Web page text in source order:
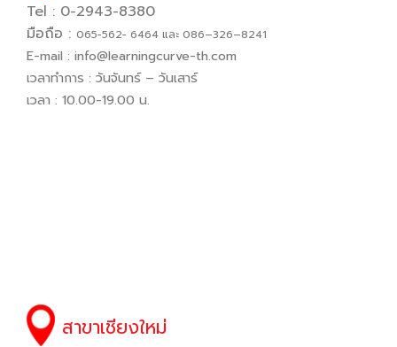
Tel : 0-2943-8380
มือถือ : 065−562− 6464 และ 086–326–8241
E-mail : info@learningcurve-th.com
เวลาทำการ : วันจันทร์ – วันเสาร์
เวลา : 10.00-19.00 น.
สาขาเชียงใหม่